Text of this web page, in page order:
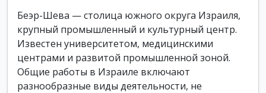
Беэр-Шева — столица южного округа Израиля,
крупный промышленный и культурный центр.
Известен университетом, медицинскими
центрами и развитой промышленной зоной.
Общие работы в Израиле включают
разнообразные виды деятельности, не